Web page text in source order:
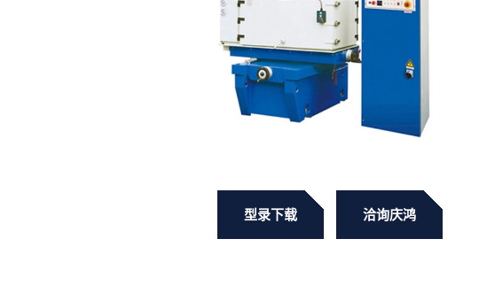
型录下载 洽询庆鸿